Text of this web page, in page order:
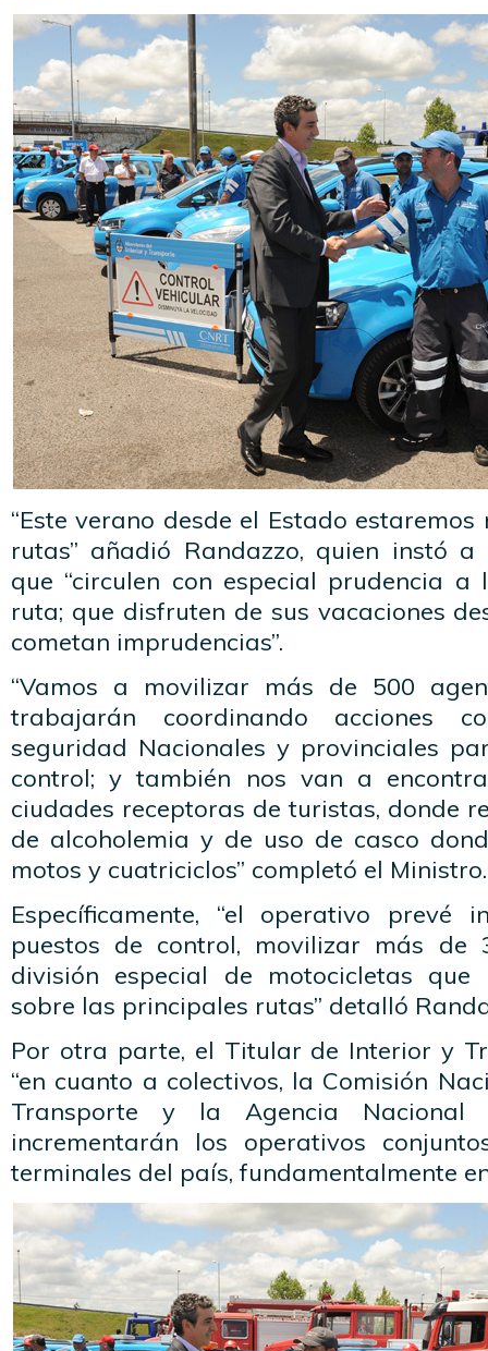
“Este verano desde el Estado
rutas” añadió Randazzo, quien instó
que “circulen con especial prudencia
ruta; que disfruten de sus vacaciones
cometan imprudencias”.
“Vamos a movilizar más de 500
trabajarán coordinando acciones
seguridad Nacionales y provinciales
control; y también nos van a
ciudades receptoras de turistas, donde
de alcoholemia y de uso de casco
motos y cuatriciclos” completó el Ministro.
Específicamente, “el operativo prevé
puestos de control, movilizar más de
división especial de motocicletas que
sobre las principales rutas” detalló
Por otra parte, el Titular de Interior y
“en cuanto a colectivos, la Comisión
Transporte y la Agencia Nacional
incrementarán los operativos
terminales del país, fundamentalmente